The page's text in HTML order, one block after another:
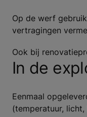
Op de werf
vertragingen
Ook bij
In de
Eenmaal
(temperatuur,